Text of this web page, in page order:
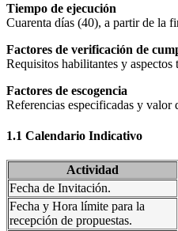
Tiempo de ejecución
Cuarenta días (40), a partir de la
Factores de verificación de
Requisitos habilitantes y aspectos
Factores de escogencia
Referencias especificadas y valor
1.1 Calendario Indicativo
Actividad
Fecha de Invitación.
Fecha y Hora límite para la
recepción de propuestas.